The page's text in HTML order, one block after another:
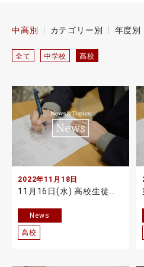
中高別 カテゴリー別 年度別
全て 中学校 高校
2022年11月18日
News
高校